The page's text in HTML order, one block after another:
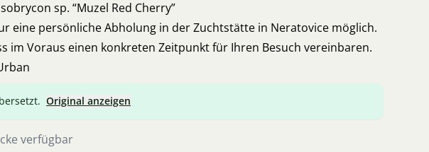
sp. “Muzel Red Cherry”
eine persönliche Abholung in der Zuchtstätte in Neratovice möglich.
im Voraus einen konkreten Zeitpunkt für Ihren Besuch vereinbaren.
Original anzeigen
verfügbar